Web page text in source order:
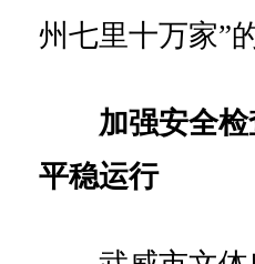
州七里十万家”
加强安全
平稳运行